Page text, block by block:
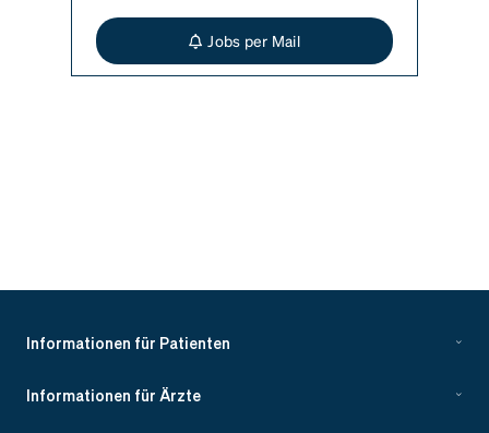
Jobs per Mail
Informationen für Patienten
Informationen für Ärzte